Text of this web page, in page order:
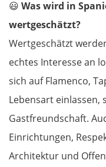
😃 Was wird in
wertgeschätzt?
Wertgeschätzt
echtes Interesse an
sich auf Flamenco,
Lebensart einlassen,
Gastfreundschaft.
Einrichtungen,
Architektur und
Salzburg
Vöcklabruck
Amstetten
St. Pölten